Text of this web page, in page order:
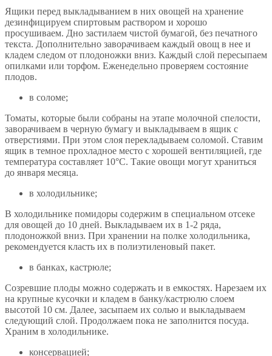
Ящики перед выкладыванием в них овощей на хранение
дезинфицируем спиртовым раствором и хорошо
просушиваем. Дно застилаем чистой бумагой, без печатного
текста. Дополнительно заворачиваем каждый овощ в нее и
кладем следом от плодоножки вниз. Каждый слой пересыпаем
опилками или торфом. Еженедельно проверяем состояние
плодов.
в соломе;
Томаты, которые были собраны на этапе молочной спелости,
заворачиваем в черную бумагу и выкладываем в ящик с
отверстиями. При этом слоя перекладываем соломой. Ставим
ящик в темное прохладное место с хорошей вентиляцией, где
температура составляет 10°С. Такие овощи могут храниться
до января месяца.
в холодильнике;
В холодильнике помидоры содержим в специальном отсеке
для овощей до 10 дней. Выкладываем их в 1-2 ряда,
плодоножкой вниз. При хранении на полке холодильника,
рекомендуется класть их в полиэтиленовый пакет.
в банках, кастрюле;
Созревшие плоды можно содержать и в емкостях. Нарезаем их
на крупные кусочки и кладем в банку/кастрюлю слоем
высотой 10 см. Далее, засыпаем их солью и выкладываем
следующий слой. Продолжаем пока не заполнится посуда.
Храним в холодильнике.
консервацией;